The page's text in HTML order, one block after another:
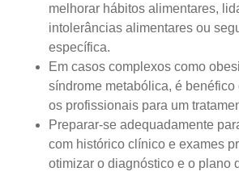
melhorar hábitos alimentares,
intolerâncias alimentares ou
específica.
Em casos complexos como
síndrome metabólica, é
os profissionais para um
Preparar-se adequadamente
com histórico clínico e exames
otimizar o diagnóstico e o plano